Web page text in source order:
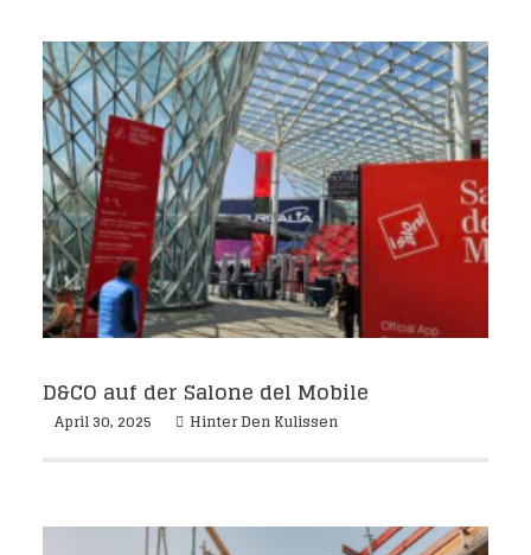
D&CO auf der Salone del Mobile
April 30, 2025 Hinter Den Kulissen